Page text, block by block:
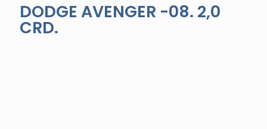
DODGE AVENGER -08. 2,0
CRD.